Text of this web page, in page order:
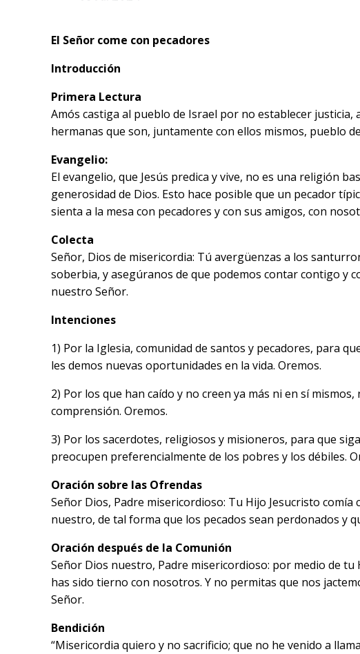
El Señor come con pecadores
Introducción
Primera Lectura
Amós castiga al pueblo de Israel por no establecer
hermanas que son, juntamente con ellos mismos, pueblo
Evangelio:
El evangelio, que Jesús predica y vive, no es una religión
generosidad de Dios. Esto hace posible que un pecador
sienta a la mesa con pecadores y con sus amigos, con
Colecta
Señor, Dios de misericordia: Tú avergüenzas a los
soberbia, y asegúranos de que podemos contar contigo y
nuestro Señor.
Intenciones
1) Por la Iglesia, comunidad de santos y pecadores, para
les demos nuevas oportunidades en la vida. Oremos.
2) Por los que han caído y no creen ya más ni en sí
comprensión. Oremos.
3) Por los sacerdotes, religiosos y misioneros, para que
preocupen preferencialmente de los pobres y los débiles.
Oración sobre las Ofrendas
Señor Dios, Padre misericordioso: Tu Hijo Jesucristo
nuestro, de tal forma que los pecados sean perdonados y
Oración después de la Comunión
Señor Dios nuestro, Padre misericordioso: por medio de
has sido tierno con nosotros. Y no permitas que nos
Señor.
Bendición
“Misericordia quiero y no sacrificio; que no he venido a